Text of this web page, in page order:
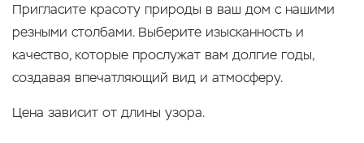
Пригласите красоту природы в ваш дом с нашими
резными столбами. Выберите изысканность и
качество, которые прослужат вам долгие годы,
создавая впечатляющий вид и атмосферу.
Цена зависит от длины узора.